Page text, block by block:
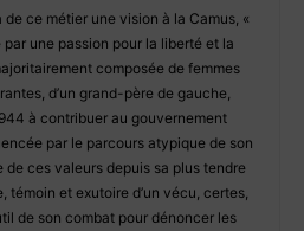
ce métier une vision à la Camus, «
une passion pour la liberté et la
composée de femmes
d’un grand-père de gauche,
à contribuer au gouvernement
par le parcours atypique de son
de ces valeurs depuis sa plus tendre
témoin et exutoire d’un vécu, certes,
de son combat pour dénoncer les